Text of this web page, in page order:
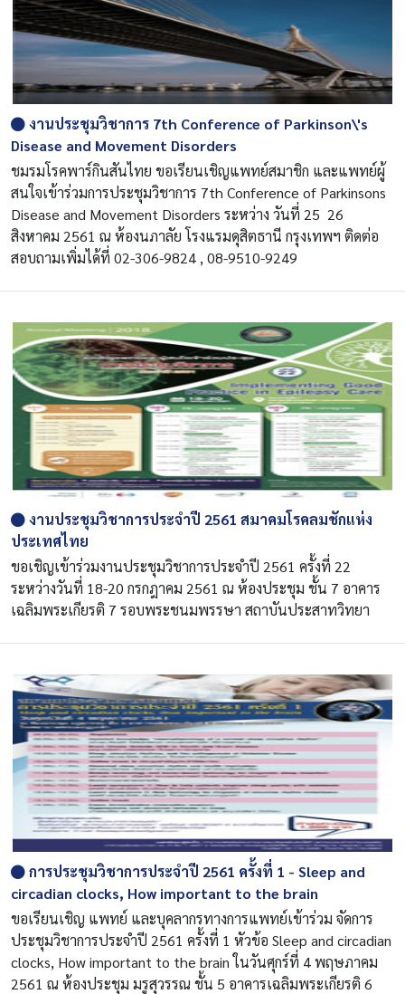
งานประชุมวิชาการ 7th Conference of Parkinson\'s
Disease and Movement Disorders
ชมรมโรคพาร์กินสันไทย ขอเรียนเชิญแพทย์สมาชิก และแพทย์ผู้
สนใจเข้าร่วมการประชุมวิชาการ 7th Conference of Parkinsons
Disease and Movement Disorders ระหว่าง วันที่ 25  26
สิงหาคม 2561 ณ ห้องนภาลัย โรงแรมดุสิตธานี กรุงเทพฯ ติดต่อ
สอบถามเพิ่มได้ที่ 02-306-9824 , 08-9510-9249
งานประชุมวิชาการประจำปี 2561 สมาคมโรคลมชักแห่ง
ประเทศไทย
ขอเชิญเข้าร่วมงานประชุมวิชาการประจำปี 2561 ครั้งที่ 22
ระหว่างวันที่ 18-20 กรกฎาคม 2561 ณ ห้องประชุม ชั้น 7 อาคาร
เฉลิมพระเกียรติ 7 รอบพระชนมพรรษา สถาบันประสาทวิทยา
การประชุมวิชาการประจำปี 2561 ครั้งที่ 1 - Sleep and
circadian clocks, How important to the brain
ขอเรียนเชิญ แพทย์ และบุคลากรทางการแพทย์เข้าร่วม จัดการ
ประชุมวิชาการประจำปี 2561 ครั้งที่ 1 หัวข้อ Sleep and circadian
clocks, How important to the brain ในวันศุกร์ที่ 4 พฤษภาคม
2561 ณ ห้องประชุม มรูสุวรรณ ชั้น 5 อาคารเฉลิมพระเกียรติ 6